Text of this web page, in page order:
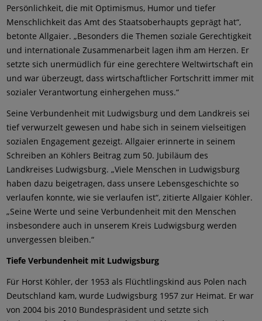
Persönlichkeit, die mit Optimismus, Humor und tiefer
Menschlichkeit das Amt des Staatsoberhaupts geprägt hat“,
betonte Allgaier. „Besonders die Themen soziale Gerechtigkeit
und internationale Zusammenarbeit lagen ihm am Herzen. Er
setzte sich unermüdlich für eine gerechtere Weltwirtschaft ein
und war überzeugt, dass wirtschaftlicher Fortschritt immer mit
sozialer Verantwortung einhergehen muss.“
Seine Verbundenheit mit Ludwigsburg und dem Landkreis sei
tief verwurzelt gewesen und habe sich in seinem vielseitigen
sozialen Engagement gezeigt. Allgaier erinnerte in seinem
Schreiben an Köhlers Beitrag zum 50. Jubiläum des
Landkreises Ludwigsburg. „Viele Menschen in Ludwigsburg
haben dazu beigetragen, dass unsere Lebensgeschichte so
verlaufen konnte, wie sie verlaufen ist“, zitierte Allgaier Köhler.
„Seine Werte und seine Verbundenheit mit den Menschen
insbesondere auch in unserem Kreis Ludwigsburg werden
unvergessen bleiben.“
Tiefe Verbundenheit mit Ludwigsburg
Für Horst Köhler, der 1953 als Flüchtlingskind aus Polen nach
Deutschland kam, wurde Ludwigsburg 1957 zur Heimat. Er war
von 2004 bis 2010 Bundespräsident und setzte sich